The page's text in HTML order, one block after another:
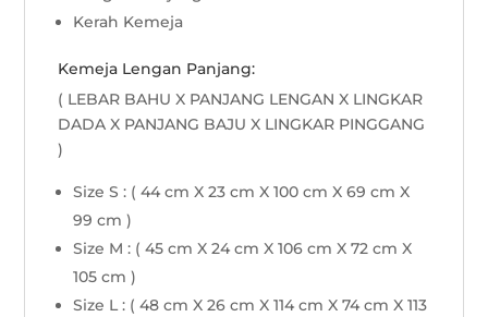
Kerah Kemeja
Kemeja Lengan Panjang:
( LEBAR BAHU X PANJANG LENGAN X LINGKAR
DADA X PANJANG BAJU X LINGKAR PINGGANG
)
Size S : ( 44 cm X 23 cm X 100 cm X 69 cm X
99 cm )
Size M : ( 45 cm X 24 cm X 106 cm X 72 cm X
105 cm )
Size L : ( 48 cm X 26 cm X 114 cm X 74 cm X 113